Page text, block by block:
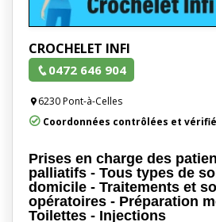
CROCHELET INFI
0472 646 904
6230 Pont-à-Celles
Coordonnées contrôlées et
Prises en charge des
palliatifs - Tous types de
domicile - Traitements et
opératoires - Préparation
Toilettes - Injections